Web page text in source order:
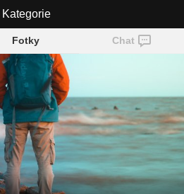
mark55557
Fotky Chat
Kategorie